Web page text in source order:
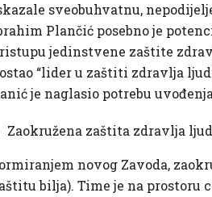
sveobuhvatnu,
Plančić posebno je
jedinstvene zaštite
“lider u zaštiti zdravlja
je naglasio potrebu
Zaokružena zaštita zdravlja
novog Zavoda,
bilja). Time je na prostoru